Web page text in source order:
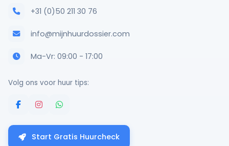
+31 (0)50 211 30 76
info@mijnhuurdossier.com
Ma-Vr: 09:00 - 17:00
Volg ons voor huur tips:
Start Gratis Huurcheck